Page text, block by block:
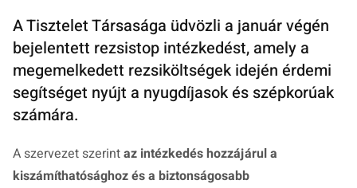
A Tisztelet Társasága üdvözli a január végén
bejelentett rezsistop intézkedést, amely a
megemelkedett rezsiköltségek idején érdemi
segítséget nyújt a nyugdíjasok és szépkorúak
számára.
A szervezet szerintaz intézkedés hozzájárul a
kiszámíthatósághoz és a biztonságosabb